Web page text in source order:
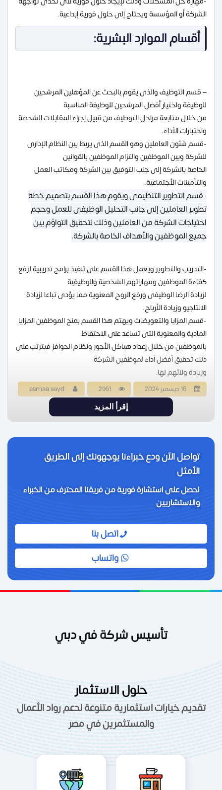
الشركة أو المؤسسة ويحتاج إلى حلول فورية إبداعية.
أقسام الموارد البشرية:
– قسم التوظيف والذى يقوم بالبحث عن المؤهلين المرشحين
للوظيفة واختيار أفضل المرشحين للوظيفة المناسبة
من خلال متابعة مراحل التوظيف من قبيل إجراء المقابلات الشخصة
واختبارات الأداء.
-قسم شئون العاملين وهو القسم الذى يربط بين النظام الإدارى
للشركة وبين الموظفين والتزام الموظفين بالقوانين
الخاصة بالشركة إلى جنب التوفيق بين الشركة ومكاتب العمل
والتأمينات الأجتماعية.
-قسم التطوير التنظيمى ويقوم هذا القسم بتصميم خطة
تطوير العاملين إلى جانب التحليل الوظيفى للعمل وحجم
احتياجات الشركة من العاملين وذلك لتحقيق التواؤم بين
جميع الموظفين والأهداف الخاصة بالشركة.
-التدريب والتطوير ويعمل هذا القسم على تنفيذ برامج تدريبية لرفع
كفاءة الموظفين ومهاراتهم الشخصية والوظيفية
لزيادة الرضا الوظيفى ورفع الروح المعنوية مما يؤدى تباعا لزيادة
الانتاجيو وزيادة الأرباح.
-قسم المزايا والتعويضات ويهتم هذا القسم بمنح الموظفين المزايا
المادية والمعنوية التى تساعد على الاحتفاظ
بالموظفين من خلال إعداد هياكل الأجور ونظام الحوافز فيترتب على
ذلك تحقيق أفضل أداء لموظفين الشركة
وزيادة ولائهم لها.
16 ديسمبر 2024 2961
asmaa sayd
إقرأ المزيد
تواصل الآن ودع خبراءنا يوجهونك إلى الطريق
الأمثل
احصل على استشارة فورية من فريقنا المحترف من الخبراء
والاستشاريين
اتصل بنا
واتساب
تأسيس شركة في دبي
حلول الاستثمار
تقديم خيارات استثمارية متنوعة لدعم رواد الأعمال
والمستثمرين في مصر